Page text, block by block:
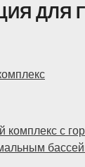
ДЛЯ
комплекс с